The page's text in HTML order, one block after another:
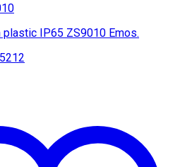
plastic IP65 ZS9010 Emos.